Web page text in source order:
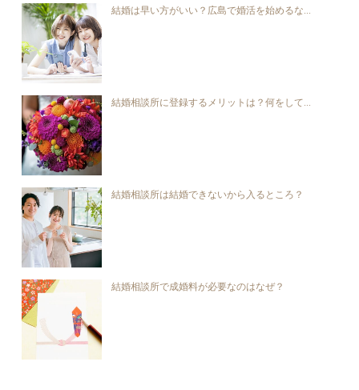
結婚は早い方がいい？広島で婚活を始めるな...
結婚相談所に登録するメリットは？何をして...
結婚相談所は結婚できないから入るところ？
結婚相談所で成婚料が必要なのはなぜ？